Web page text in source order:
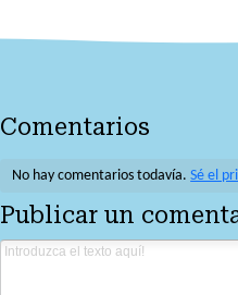
Comentarios
No hay comentarios todavía.Sé el
Publicar un